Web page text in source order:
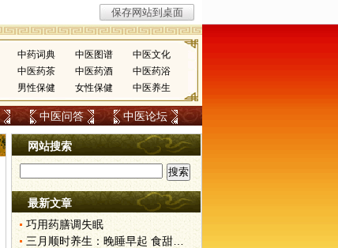
中药词典 中医图谱
中医文化
中医药茶 中医药酒
中医药浴
男性保健 女性保健 中医养生
中医问答 中医论坛
网站搜索
最新文章
巧用药膳调失眠
三月顺时养生：晚睡早起 食甜养肝